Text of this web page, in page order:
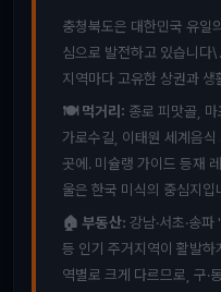
충청북도은 대한민국 유일
심으로 발전하고 있습니다
지역마다 고유한 상권과
🍽️ 먹거리: 종로 피맛골,
가로수길, 이태원 세계음
곳에. 미슐랭 가이드 등재
울은 한국 미식의 중심지입
🏠 부동산: 강남·서초·송
등 인기 주거지역이 활발하
역별로 크게 다르므로, 구·